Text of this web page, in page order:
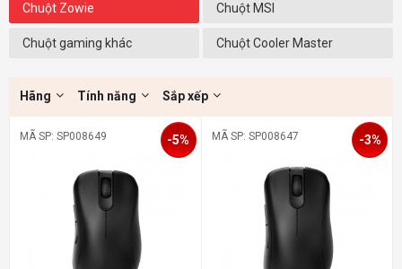
Chuột Zowie Chuột MSI
Chuột gaming khác Chuột Cooler Master
Hãng Tính năng Sắp xếp
MÃ SP: SP008649 -5% MÃ SP: SP008647 -3%